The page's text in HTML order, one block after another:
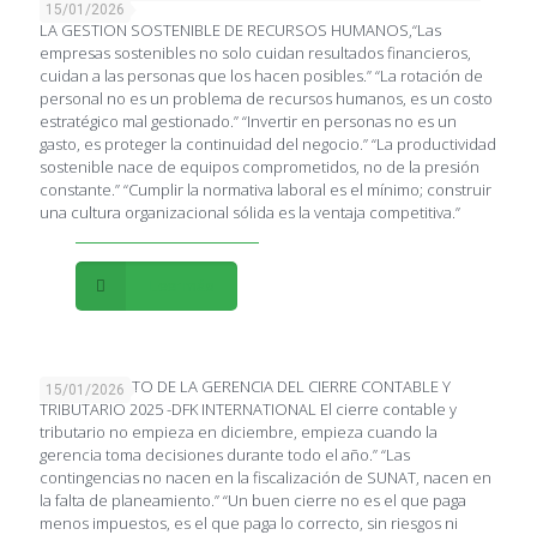
15/01/2026
LA GESTION SOSTENIBLE DE RECURSOS HUMANOS,“Las
empresas sostenibles no solo cuidan resultados financieros,
cuidan a las personas que los hacen posibles.” “La rotación de
personal no es un problema de recursos humanos, es un costo
estratégico mal gestionado.” “Invertir en personas no es un
gasto, es proteger la continuidad del negocio.” “La productividad
sostenible nace de equipos comprometidos, no de la presión
constante.” “Cumplir la normativa laboral es el mínimo; construir
una cultura organizacional sólida es la ventaja competitiva.”
15/01/2026
PLANEAMIENTO DE LA GERENCIA DEL CIERRE CONTABLE Y
TRIBUTARIO 2025 -DFK INTERNATIONAL El cierre contable y
tributario no empieza en diciembre, empieza cuando la
gerencia toma decisiones durante todo el año.” “Las
contingencias no nacen en la fiscalización de SUNAT, nacen en
la falta de planeamiento.” “Un buen cierre no es el que paga
menos impuestos, es el que paga lo correcto, sin riesgos ni